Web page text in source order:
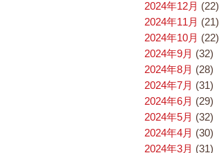
2024年12月 (22)
2024年11月 (21)
2024年10月 (22)
2024年9月 (32)
2024年8月 (28)
2024年7月 (31)
2024年6月 (29)
2024年5月 (32)
2024年4月 (30)
2024年3月 (31)